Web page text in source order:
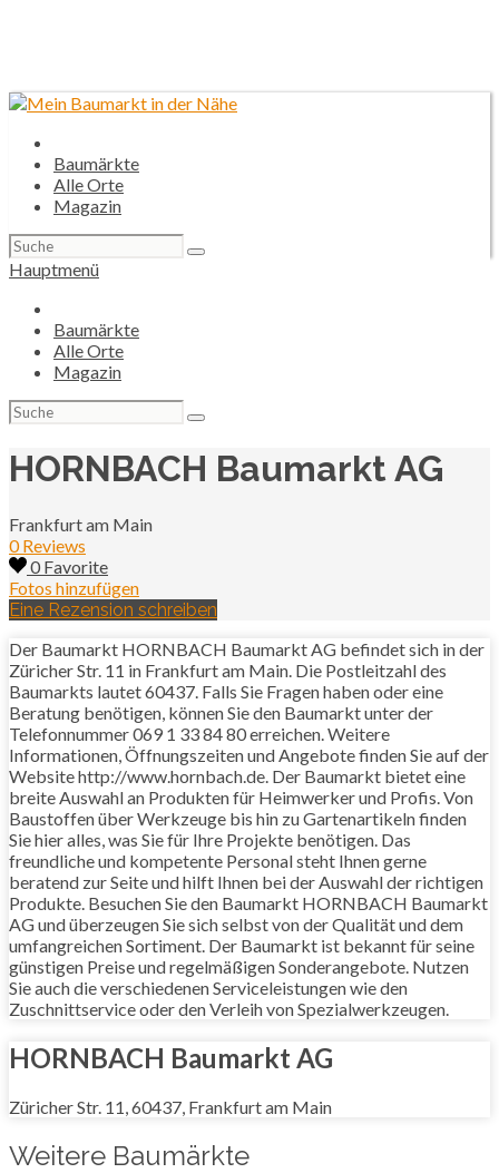
Baumärkte
Alle Orte
Magazin
Suchen
nach:
Hauptmenü
Baumärkte
Alle Orte
Magazin
Suchen
nach:
HORNBACH Baumarkt AG
Frankfurt am Main
0 Reviews
0 Favorite
Fotos hinzufügen
Eine Rezension schreiben
Der Baumarkt HORNBACH Baumarkt AG befindet sich in der
Züricher Str. 11 in Frankfurt am Main. Die Postleitzahl des
Baumarkts lautet 60437. Falls Sie Fragen haben oder eine
Beratung benötigen, können Sie den Baumarkt unter der
Telefonnummer 069 1 33 84 80 erreichen. Weitere
Informationen, Öffnungszeiten und Angebote finden Sie auf der
Website http://www.hornbach.de. Der Baumarkt bietet eine
breite Auswahl an Produkten für Heimwerker und Profis. Von
Baustoffen über Werkzeuge bis hin zu Gartenartikeln finden
Sie hier alles, was Sie für Ihre Projekte benötigen. Das
freundliche und kompetente Personal steht Ihnen gerne
beratend zur Seite und hilft Ihnen bei der Auswahl der richtigen
Produkte. Besuchen Sie den Baumarkt HORNBACH Baumarkt
AG und überzeugen Sie sich selbst von der Qualität und dem
umfangreichen Sortiment. Der Baumarkt ist bekannt für seine
günstigen Preise und regelmäßigen Sonderangebote. Nutzen
Sie auch die verschiedenen Serviceleistungen wie den
Zuschnittservice oder den Verleih von Spezialwerkzeugen.
HORNBACH Baumarkt AG
Züricher Str. 11, 60437, Frankfurt am Main
Weitere Baumärkte